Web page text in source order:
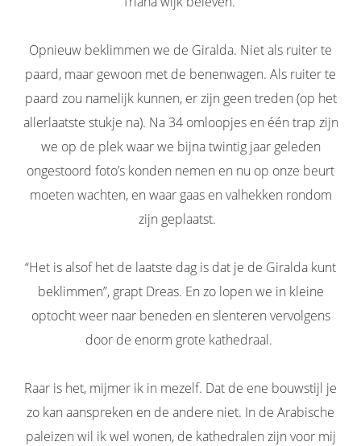
Opnieuw beklimmen we de Giralda. Niet als ruiter te
paard, maar gewoon met de benenwagen. Als ruiter te
paard zou namelijk kunnen, er zijn geen treden (op het
allerlaatste stukje na). Na 34 omloopjes en één trap zijn
we op de plek waar we bijna twintig jaar geleden
ongestoord foto’s konden nemen en nu op onze beurt
moeten wachten, en waar gaas en valhekken rondom
zijn geplaatst.
“Het is alsof het de laatste dag is dat je de Giralda kunt
beklimmen”, grapt Dreas. En zo lopen we in kleine
optocht weer naar beneden en slenteren vervolgens
door de enorm grote kathedraal.
Raar is het, mijmer ik in mezelf. Dat de ene bouwstijl je
zo kan aanspreken en de andere niet. In de Arabische
paleizen wil ik wel wonen, de kathedralen zijn voor mij